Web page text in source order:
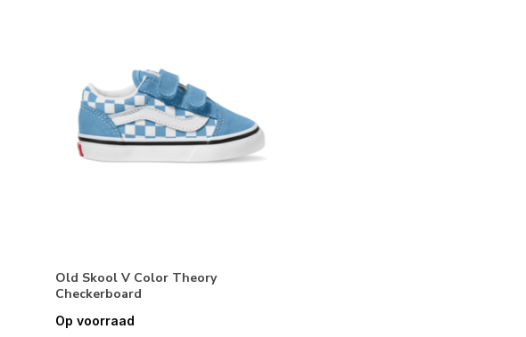
Old Skool V Color Theory
Checkerboard
Op voorraad